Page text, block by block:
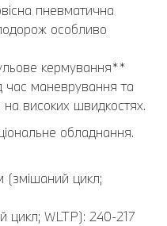
пневматична
особливо
кермування**
час маневрування та
високих швидкостях.
обладнання.
(змішаний цикл;
цикл; WLTP): 240-217